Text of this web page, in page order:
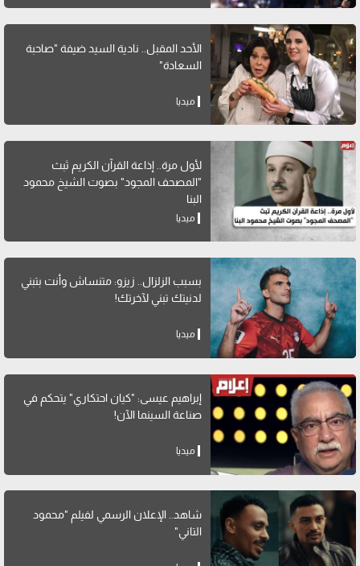
الأحد المقبل.. نادية السيد ضيفة "صاحبة
السعادة"
ميديا
لأول مرة.. إذاعة القرآن الكريم ثبث
"المصحف المجود" بصوت الشيخ محمود
البنا
ميديا
بسبب الزلزال.. زيزو: متنساش وأنت بتبني
لدنيتك تبني لآخرتك!
ميديا
إبراهيم عيسى: "كيان احتكاري" يتحكم في
صناعة السينما الآن!
ميديا
شاهد.. الإعلان الرسمي لفيلم "محمود
التاني"